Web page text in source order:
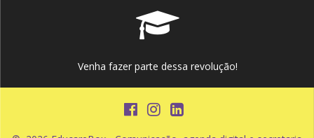
Venha fazer parte dessa revolução!